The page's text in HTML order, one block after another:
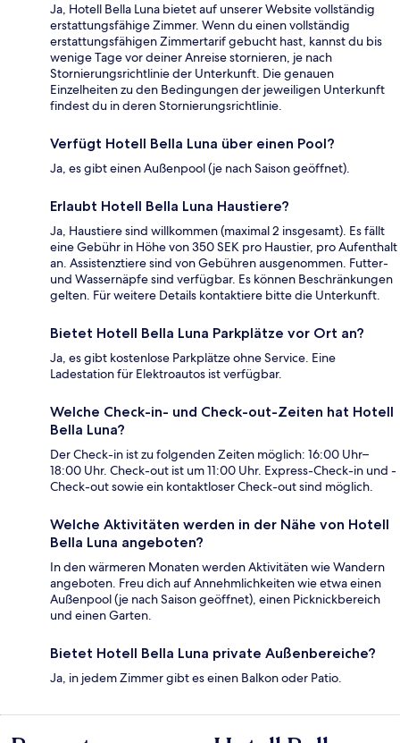
Ja, Hotell Bella Luna bietet auf unserer Website vollständig
erstattungsfähige Zimmer. Wenn du einen vollständig
erstattungsfähigen Zimmertarif gebucht hast, kannst du bis
wenige Tage vor deiner Anreise stornieren, je nach
Stornierungsrichtlinie der Unterkunft. Die genauen
Einzelheiten zu den Bedingungen der jeweiligen Unterkunft
findest du in deren Stornierungsrichtlinie.
Verfügt Hotell Bella Luna über einen Pool?
Ja, es gibt einen Außenpool (je nach Saison geöffnet).
Erlaubt Hotell Bella Luna Haustiere?
Ja, Haustiere sind willkommen (maximal 2 insgesamt). Es fällt
eine Gebühr in Höhe von 350 SEK pro Haustier, pro Aufenthalt
an. Assistenztiere sind von Gebühren ausgenommen. Futter-
und Wassernäpfe sind verfügbar. Es können Beschränkungen
gelten. Für weitere Details kontaktiere bitte die Unterkunft.
Bietet Hotell Bella Luna Parkplätze vor Ort an?
Ja, es gibt kostenlose Parkplätze ohne Service. Eine
Ladestation für Elektroautos ist verfügbar.
Welche Check-in- und Check-out-Zeiten hat Hotell
Bella Luna?
Der Check-in ist zu folgenden Zeiten möglich: 16:00 Uhr–
18:00 Uhr. Check-out ist um 11:00 Uhr. Express-Check-in und -
Check-out sowie ein kontaktloser Check-out sind möglich.
Welche Aktivitäten werden in der Nähe von Hotell
Bella Luna angeboten?
In den wärmeren Monaten werden Aktivitäten wie Wandern
angeboten. Freu dich auf Annehmlichkeiten wie etwa einen
Außenpool (je nach Saison geöffnet), einen Picknickbereich
und einen Garten.
Bietet Hotell Bella Luna private Außenbereiche?
Ja, in jedem Zimmer gibt es einen Balkon oder Patio.